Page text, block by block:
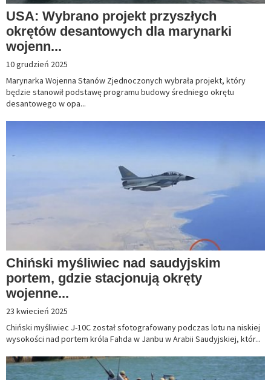
USA: Wybrano projekt przyszłych
okrętów desantowych dla marynarki
wojenn...
10 grudzień 2025
Marynarka Wojenna Stanów Zjednoczonych wybrała projekt, który
będzie stanowił podstawę programu budowy średniego okrętu
desantowego w opa...
Chiński myśliwiec nad saudyjskim
portem, gdzie stacjonują okręty
wojenne...
23 kwiecień 2025
Chiński myśliwiec J-10C został sfotografowany podczas lotu na niskiej
wysokości nad portem króla Fahda w Janbu w Arabii Saudyjskiej, któr...